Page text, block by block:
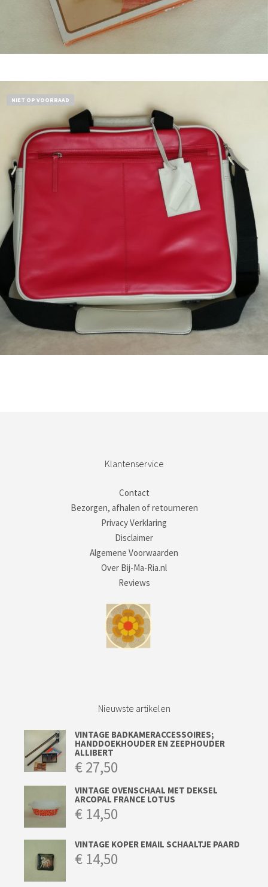
NIET OP VOORRAAD
Klantenservice
Contact
Bezorgen, afhalen of retourneren
Privacy Verklaring
Disclaimer
Algemene Voorwaarden
Over Bij-Ma-Ria.nl
Reviews
Nieuwste artikelen
VINTAGE BADKAMERACCESSOIRES;
HANDDOEKHOUDER EN ZEEPHOUDER
ALLIBERT
€27,50
VINTAGE OVENSCHAAL MET DEKSEL
ARCOPAL FRANCE LOTUS
€ 14,50
VINTAGE KOPER EMAIL SCHAALTJE PAARD
€ 14,50